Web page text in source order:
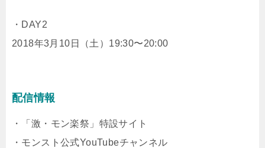
・DAY2
2018年3月10日（土）19:30〜20:00
配信情報
・「激・モン楽祭」特設サイト
・モンスト公式YouTubeチャンネル